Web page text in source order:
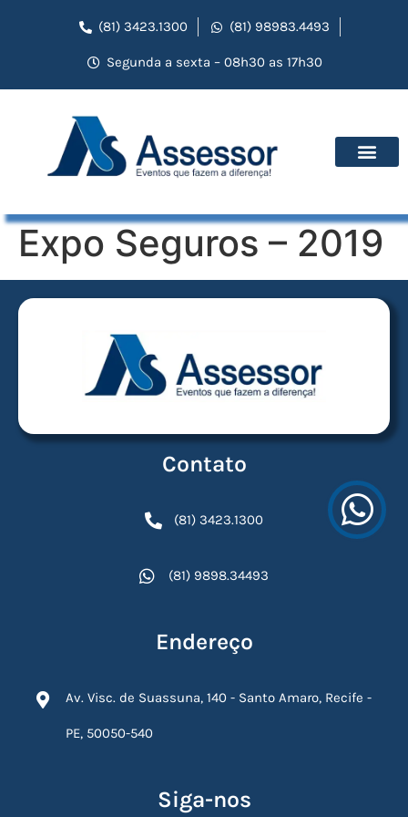
(81) 3423.1300 (81) 98983.4493
Segunda a sexta – 08h30 as 17h30
Expo Seguros – 2019
Contato
(81) 3423.1300
(81) 9898.34493
Endereço
Av. Visc. de Suassuna, 140 - Santo Amaro, Recife -
PE, 50050-540
Siga-nos